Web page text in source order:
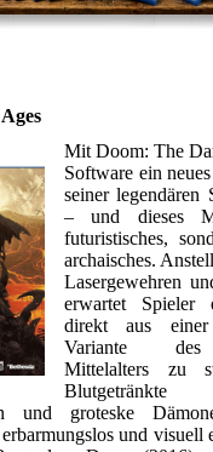
Mit Doom: The
Software ein
seiner legendären
– und dieses
futuristisches,
archaisches.
Lasergewehren
erwartet Spieler
direkt aus einer
Variante des
Mittelalters zu
Blutgetränkte
und groteske
und visuell